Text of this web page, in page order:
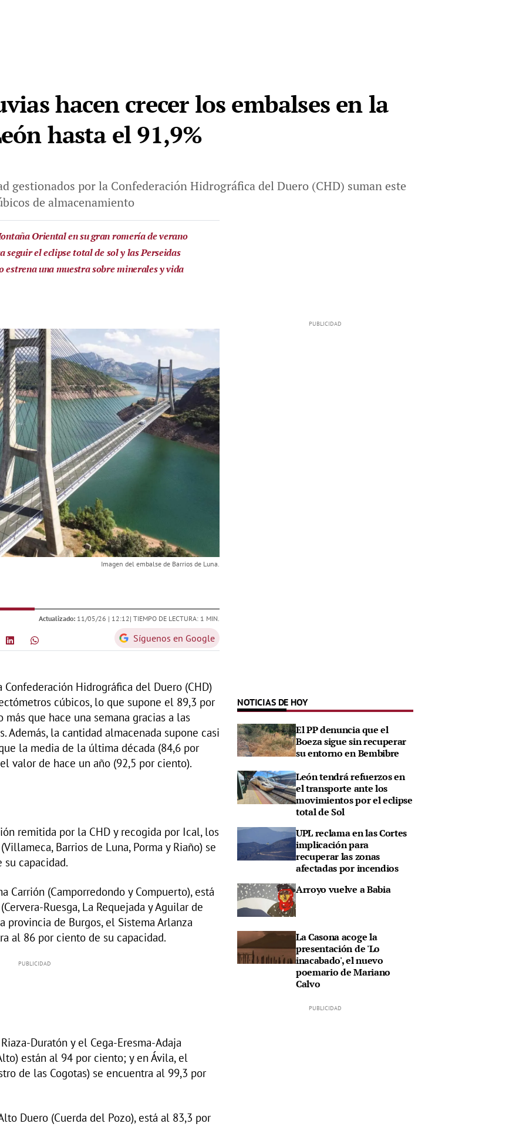
hacen crecer los embalses en la
hasta el 91,9%
gestionados por la Confederación Hidrográfica del Duero (CHD) suman este
de almacenamiento
Oriental en su gran romería de verano
el eclipse total de sol y las Perseidas
estrena una muestra sobre minerales y vida
Imagen del embalse de Barrios de Luna.
Actualizado: 11/05/26 | 12:12| TIEMPO DE LECTURA: 1 MIN.
Síguenos en Google
Hidrográfica del Duero (CHD)
cúbicos, lo que supone el 89,3 por
que hace una semana gracias a las
Además, la cantidad almacenada supone casi
la media de la última década (84,6 por
valor de hace un año (92,5 por ciento).
remitida por la CHD y recogida por Ical, los
Barrios de Luna, Porma y Riaño) se
capacidad.
Carrión (Camporredondo y Compuerto), está
Ruesga, La Requejada y Aguilar de
provincia de Burgos, el Sistema Arlanza
al 86 por ciento de su capacidad.
Duratón y el Cega-Eresma-Adaja
están al 94 por ciento; y en Ávila, el
de las Cogotas) se encuentra al 99,3 por
Duero (Cuerda del Pozo), está al 83,3 por
NOTICIAS DE HOY
El PP denuncia que el
Boeza sigue sin recuperar
su entorno en Bembibre
León tendrá refuerzos en
el transporte ante los
movimientos por el eclipse
total de Sol
UPL reclama en las Cortes
implicación para
recuperar las zonas
afectadas por incendios
Arroyo vuelve a Babia
La Casona acoge la
presentación de 'Lo
inacabado', el nuevo
poemario de Mariano
Calvo